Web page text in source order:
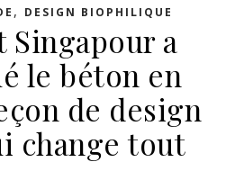
, DESIGN BIOPHILIQUE
Singapour a
le béton en
de design
change tout